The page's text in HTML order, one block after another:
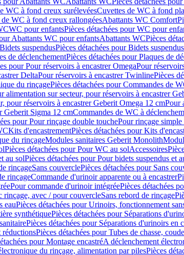
WC à fond creux surélevéesCuvettes de WC à fond
WC à fond creux rallongéesAbattants WC Comfort
WC pour enfantsPièces détachées pour WC pour
Abattants WC pour enfantsAbattants WCPièces
Bidets suspendusPièces détachées pour Bidets suspendus
de déclenchementPièces détachées pour Plaques de
pour Pour réservoirs à encastrer OmegaPour
DeltaPour réservoirs à encastrer TwinlinePièces
du rinçagePièces détachées pour Commandes de
alimentation sur secteur, pour réservoirs à encastrer
pour réservoirs à encastrer Geberit Omega 12 cmPour
Geberit Sigma 12 cmCommandes de WC à
pour Pour rinçage double touchePour rinçage simple
Kits d'encastrementPièces détachées pour Kits
du rinçageModules sanitaires Geberit Monolith
Pièces détachées pour Pour WC au solAccessoires
au solPièces détachées pour Pour bidets suspendus et
rinçageSans couverclePièces détachées pour Sans
rinçageCommande d'urinoir apparente ou à encastrer
Pour commande d'urinoir intégréePièces détachées
rinçage, avec / pour couvercleSans rebord de rinçage
eauPièces détachées pour Urinoirs, fonctionnement
synthétiquePièces détachées pour Séparations
Pièces détachées pour Séparations d'urinoirs en
réductionsPièces détachées pour Tubes de chasse,
pour Montage encastréA déclenchement
du rinçage, alimentation par pilesPièces